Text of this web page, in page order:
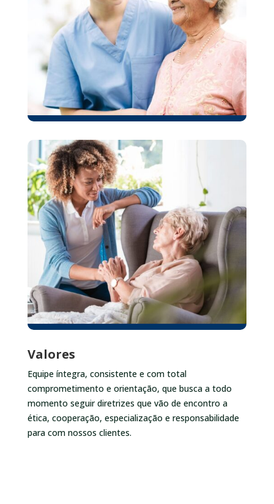
Valores
Equipe íntegra, consistente e com total
comprometimento e orientação, que busca a todo
momento seguir diretrizes que vão de encontro a
ética, cooperação, especialização e responsabilidade
para com nossos clientes.